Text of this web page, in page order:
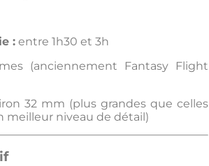
: entre 1h30 et 3h
(anciennement Fantasy Flight
32 mm (plus grandes que celles
meilleur niveau de détail)